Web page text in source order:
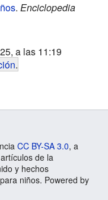
. Enciclopedia
a las 11:19
.
CC BY-SA 3.0, a
de la
y hechos
niños. Powered by